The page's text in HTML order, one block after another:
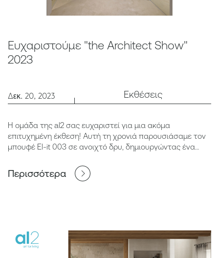
Ευχαριστούμε "the Architect Show"
2023
Δεκ. 20, 2023 Εκθέσεις
Η ομάδα της al2 σας ευχαριστεί για μια ακόμα
επιτυχημένη έκθεση! Αυτή τη χρονιά παρουσιάσαμε τον
μπουφέ El-it 003 σε ανοιχτό δρυ, δημιουργώντας ένα
Περισσότερα